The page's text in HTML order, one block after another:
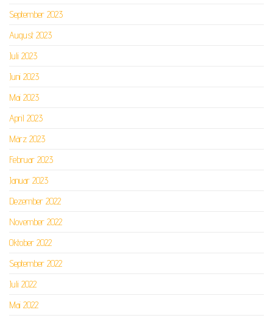
September 2023
August 2023
Juli 2023
Juni 2023
Mai 2023
April 2023
März 2023
Februar 2023
Januar 2023
Dezember 2022
November 2022
Oktober 2022
September 2022
Juli 2022
Mai 2022